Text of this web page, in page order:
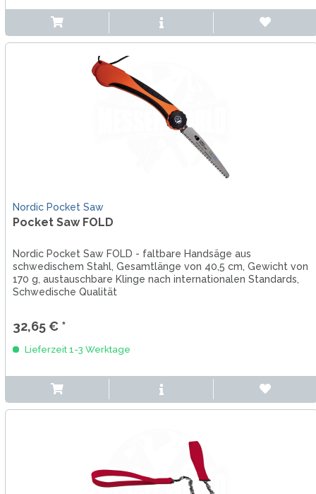
Nordic Pocket Saw
Pocket Saw FOLD
Nordic Pocket Saw FOLD - faltbare Handsäge aus
schwedischem Stahl, Gesamtlänge von 40,5 cm, Gewicht von
170 g, austauschbare Klinge nach internationalen Standards,
Schwedische Qualität
32,65 € *
Lieferzeit 1-3 Werktage